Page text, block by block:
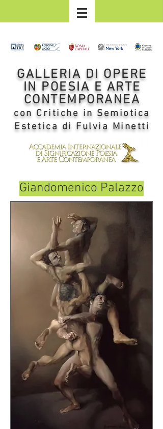
GALLERIA DI OPERE
IN POESIA E ARTE
CONTEMPORANEA
con Critiche in Semiotica
Estetica di Fulvia Minetti
Giandomenico Palazzo